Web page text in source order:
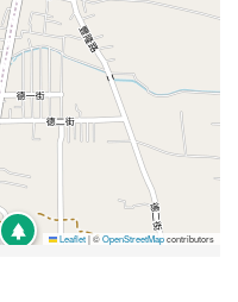
Leaflet|©OpenStreetMapcontributors